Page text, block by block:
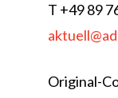
T +49 89
Original-